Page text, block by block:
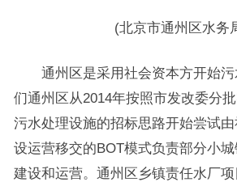
(北京市通州区水务
通州区是采用社会资本方开始污
们通州区从2014年按照市发改委分
污水处理设施的招标思路开始尝试
设运营移交的BOT模式负责部分小
建设和运营。通州区乡镇责任水厂